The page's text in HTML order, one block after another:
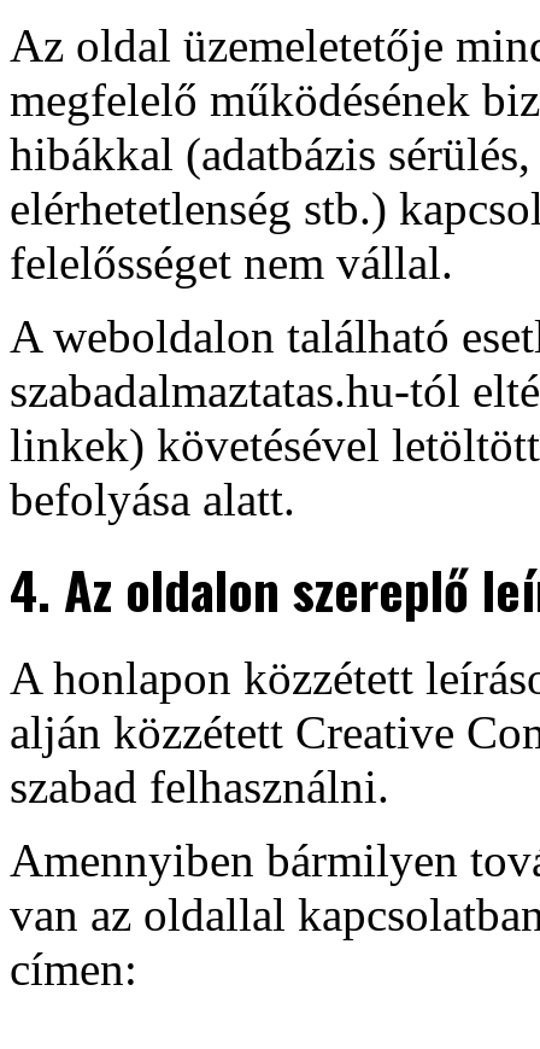
Az oldal üzemeletetője
megfelelő működésének
hibákkal (adatbázis
elérhetetlenség stb.)
felelősséget nem vállal.
A weboldalon található
szabadalmaztatas.hu-tól
linkek) követésével
befolyása alatt.
4. Az oldalon szereplő
A honlapon közzétett
alján közzétett Creative
szabad felhasználni.
Amennyiben bármilyen
van az oldallal
címen: